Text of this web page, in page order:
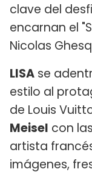
clave del
encarnan el
Nicolas
LISA se
estilo al
de Louis
Meisel con
artista
imágenes,